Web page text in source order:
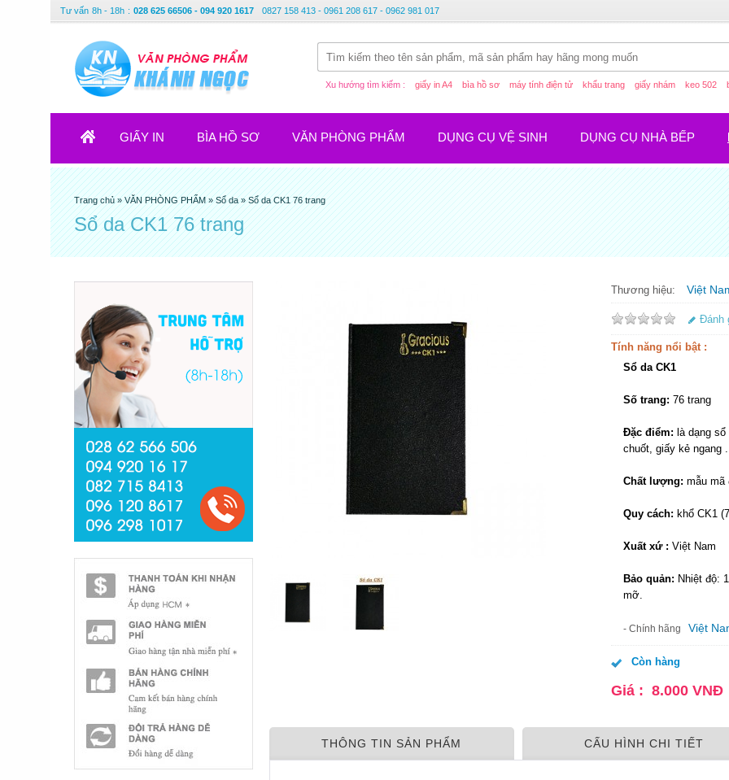
Tư vấn 8h - 18h : 028 625 66506 - 094 920 1617 0827 158 413 - 0961 208 617 - 0962 981 017
Xu hướng tìm kiếm : giấy in A4 bìa hồ sơ máy tính điện tử khẩu trang giấy nhám keo 502
GIẤY IN BÌA HỒ SƠ VĂN PHÒNG PHẨM DỤNG CỤ VỆ SINH DỤNG CỤ NHÀ BẾP
Trang chủ»VĂN PHÒNG PHẨM »Sổ da »Sổ da CK1 76 trang
Sổ da CK1 76 trang
Thương hiệu: Việt
Đánh
Tính năng nổi bật :
Sổ da CK1
Số trang: 76 trang
Đặc điểm: là dạng
chuốt, giấy kẻ ngang
Chất lượng: mẫu mã
Quy cách: khổ CK1
Xuất xứ : Việt Nam
Bảo quản: Nhiệt độ:
mỡ.
- Chính hãng Việt
Còn hàng
Giá : 8.000 VNĐ
THÔNG TIN SẢN PHẨM CẤU HÌNH CHI TIẾT